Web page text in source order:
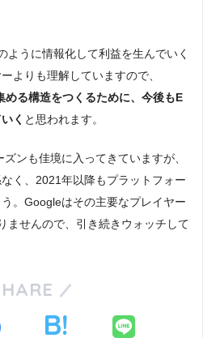
ように情報化して利益を生んでいく
よりも理解していますので、
る構造をつくるために、今後もE
く と思われます。
ンも佳境に入ってきていますが、
く、2021年以降もプラットフォー
。Googleはその主要なプレイヤー
ませんので、引き続きウォッチして